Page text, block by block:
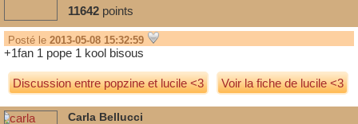
11642 points
Posté le 2013-05-08 15:32:59
+1fan 1 pope 1 kool bisous
Discussion entrepopzineetlucile <3 Voir la fiche de lucile <3
Carla Bellucci